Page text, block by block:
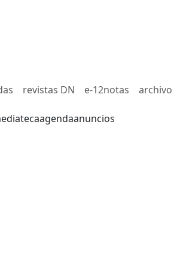
revistas DN e-12notas archivo
agendaanuncios